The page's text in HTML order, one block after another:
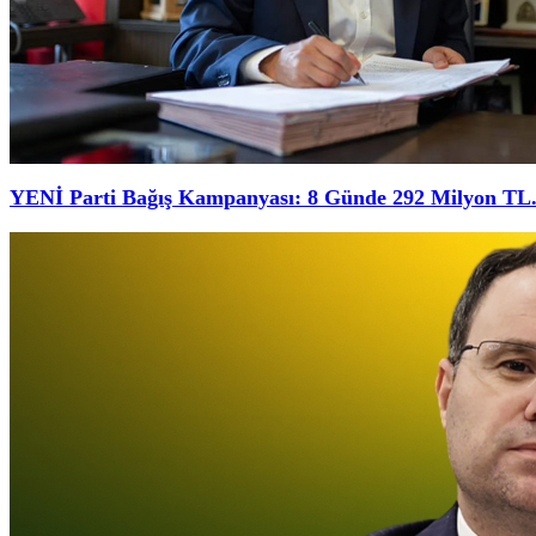
YENİ Parti Bağış Kampanyası: 8 Günde 292 Milyon